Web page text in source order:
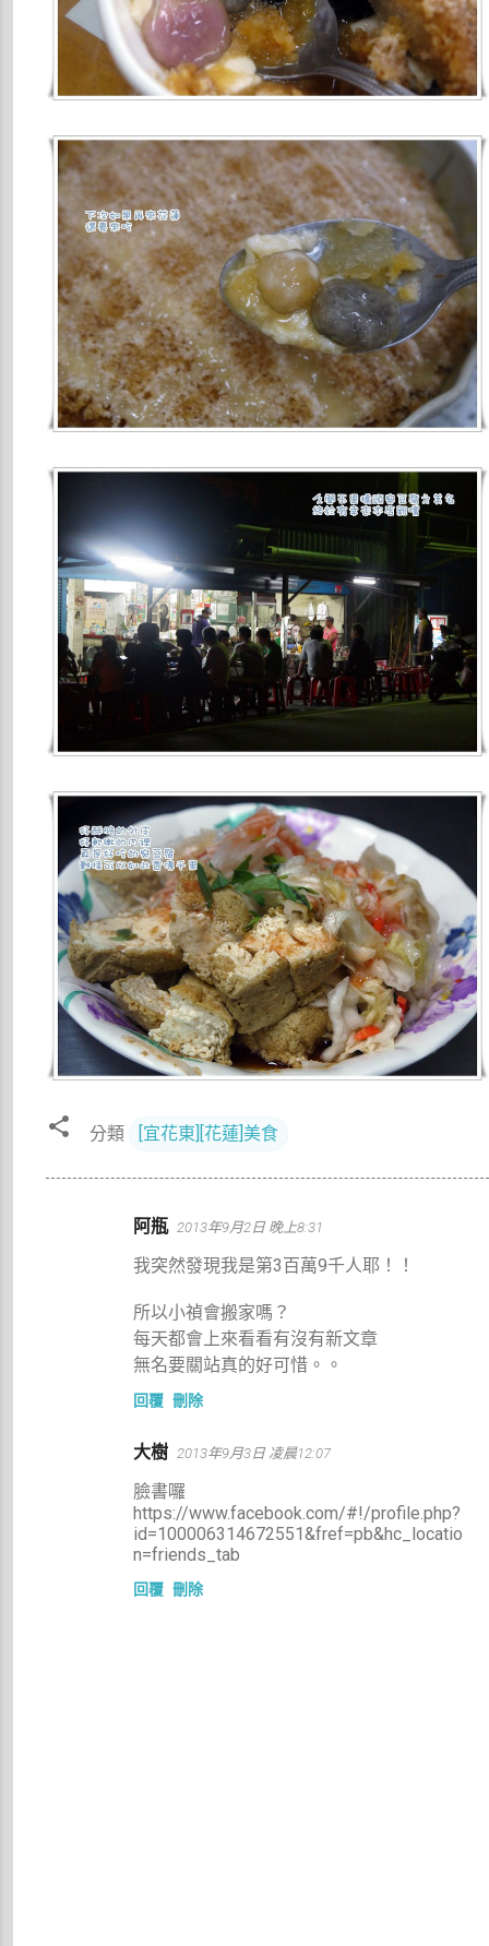
分類 [宜花東][花蓮]美食
阿瓶 2013年9月2日 晚上8:31
我突然發現我是第3百萬9千人耶！！
所以小禎會搬家嗎？
每天都會上來看看有沒有新文章
無名要關站真的好可惜。。
回覆 刪除
大樹 2013年9月3日 凌晨12:07
臉書囉
https://www.facebook.com/#!/profile.php?
id=100006314672551&fref=pb&hc_locatio
n=friends_tab
回覆 刪除